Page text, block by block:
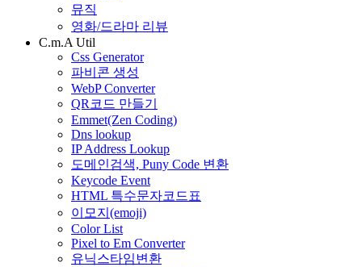
뮤직
영화/드라마 리뷰
C.m.A Util
Css Generator
파비콘 생성
WebP Converter
QR코드 만들기
Emmet(Zen Coding)
Dns lookup
IP Address Lookup
도메인검색, Puny Code 변환
Keycode Event
HTML 특수문자코드표
이모지(emoji)
Color List
Pixel to Em Converter
유닉스타임변환